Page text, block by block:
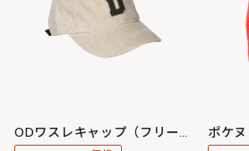
ODワスレキャップ（フリーサイズ） ポケ